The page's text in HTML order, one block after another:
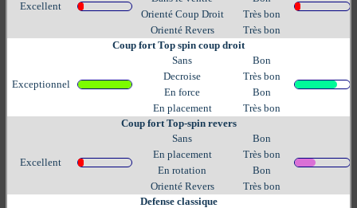
Excellent
Orienté Coup Droit
Très bon
Orienté Revers
Très bon
Coup fort Top spin coup droit
Exceptionnel
Sans
Bon
Decroise
Très bon
En force
Bon
En placement
Très bon
Coup fort Top-spin revers
Excellent
Sans
Bon
En placement
Très bon
En rotation
Bon
Orienté Revers
Très bon
Defense classique